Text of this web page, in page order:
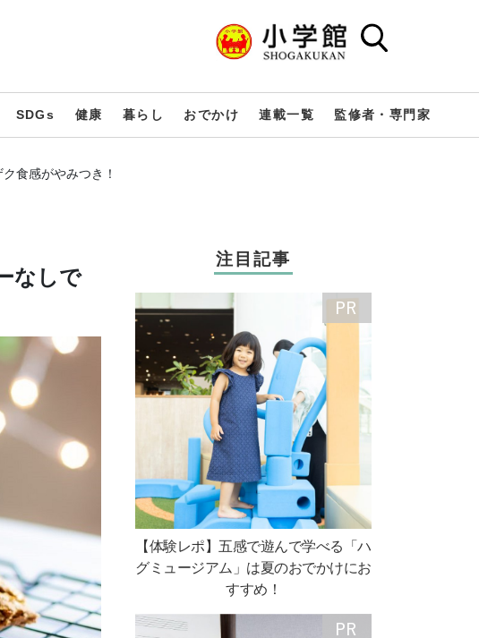
SDGs 健康 暮らし おでかけ 連載一覧 監修者・専門家
食感がやみつき！
なしで
注目記事
【体験レポ】五感で遊んで学べる「ハ
グミュージアム」は夏のおでかけにお
すすめ！